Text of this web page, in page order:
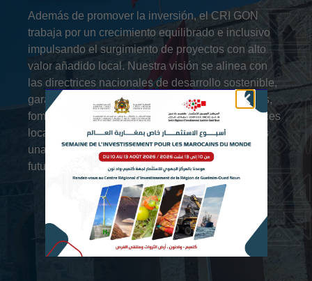
Además de promover la inversión, el CRI GON
trabaja por un crecimiento equilibrado e inclusivo
impulsando el surgimiento de proyectos con alto
valor añadido local. Nuestra visión se alinea con
las directrices nacionales de desarrollo sostenible,
garantizando el apoyo a jóvenes emprendedores,
fomentando la innovación y fortaleciendo las raíces
locales de las inversiones. Juntos, construyamos
una región próspera, abierta y con una visión de
futuro firme.